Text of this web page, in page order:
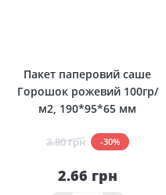
Пакет паперовий саше
Горошок рожевий 100гр/
м2, 190*95*65 мм
3.80 грн -30%
2.66 грн